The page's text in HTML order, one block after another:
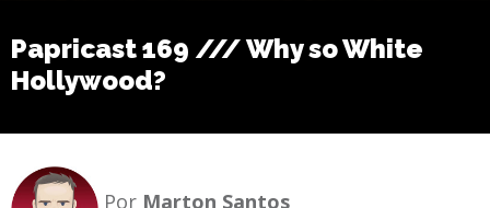
Papricast 169 /// Why so White
Hollywood?
Por Marton Santos